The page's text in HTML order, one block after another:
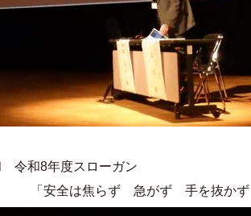
8年度スローガン
抜かず！ 手順を守